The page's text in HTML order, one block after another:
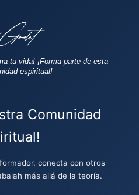
tu vida! ¡Forma parte de esta
espiritual!
Comunidad
conecta con otros
más allá de la teoría.